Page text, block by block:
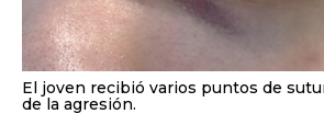
El joven recibió varios puntos de
de la agresión.